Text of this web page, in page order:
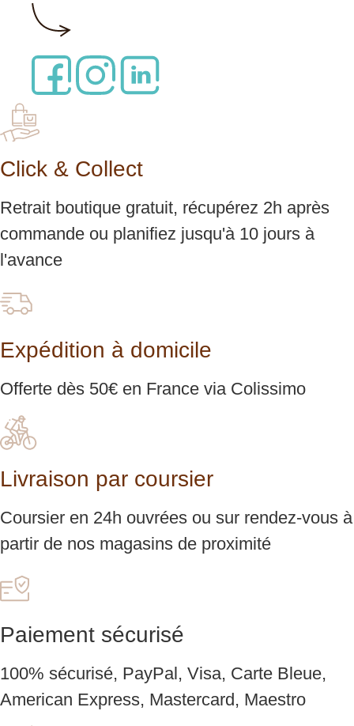
Click & Collect
Retrait boutique gratuit, récupérez 2h après
commande ou planifiez jusqu'à 10 jours à
l'avance
Expédition à domicile
Offerte dès 50€ en France via Colissimo
Livraison par coursier
Coursier en 24h ouvrées ou sur rendez-vous à
partir de nos magasins de proximité
Paiement sécurisé
100% sécurisé, PayPal, Visa, Carte Bleue,
American Express, Mastercard, Maestro